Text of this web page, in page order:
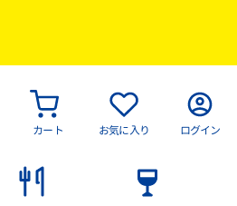
カート お気に入り ログイン